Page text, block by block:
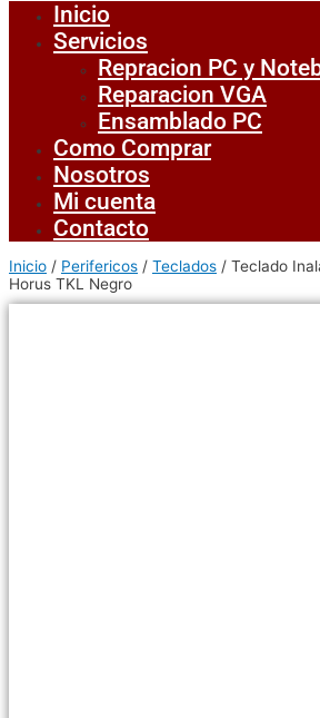
Inicio
Servicios
Repracion PC y
Reparacion VGA
Ensamblado PC
Como Comprar
Nosotros
Mi cuenta
Contacto
Inicio / Perifericos / Teclados / Teclado
Horus TKL Negro